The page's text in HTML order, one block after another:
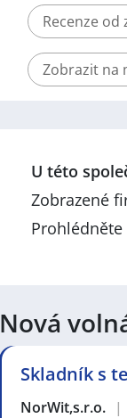
Recenze od
Zobrazit na
U této
Zobrazené
Nová
Skladník s
NorWit,s.r.o. |